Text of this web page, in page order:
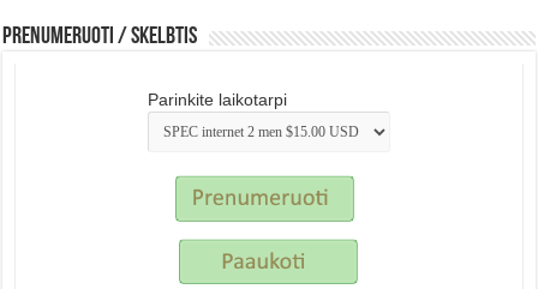
Prenumeruoti / Skelbtis
Parinkite laikotarpi